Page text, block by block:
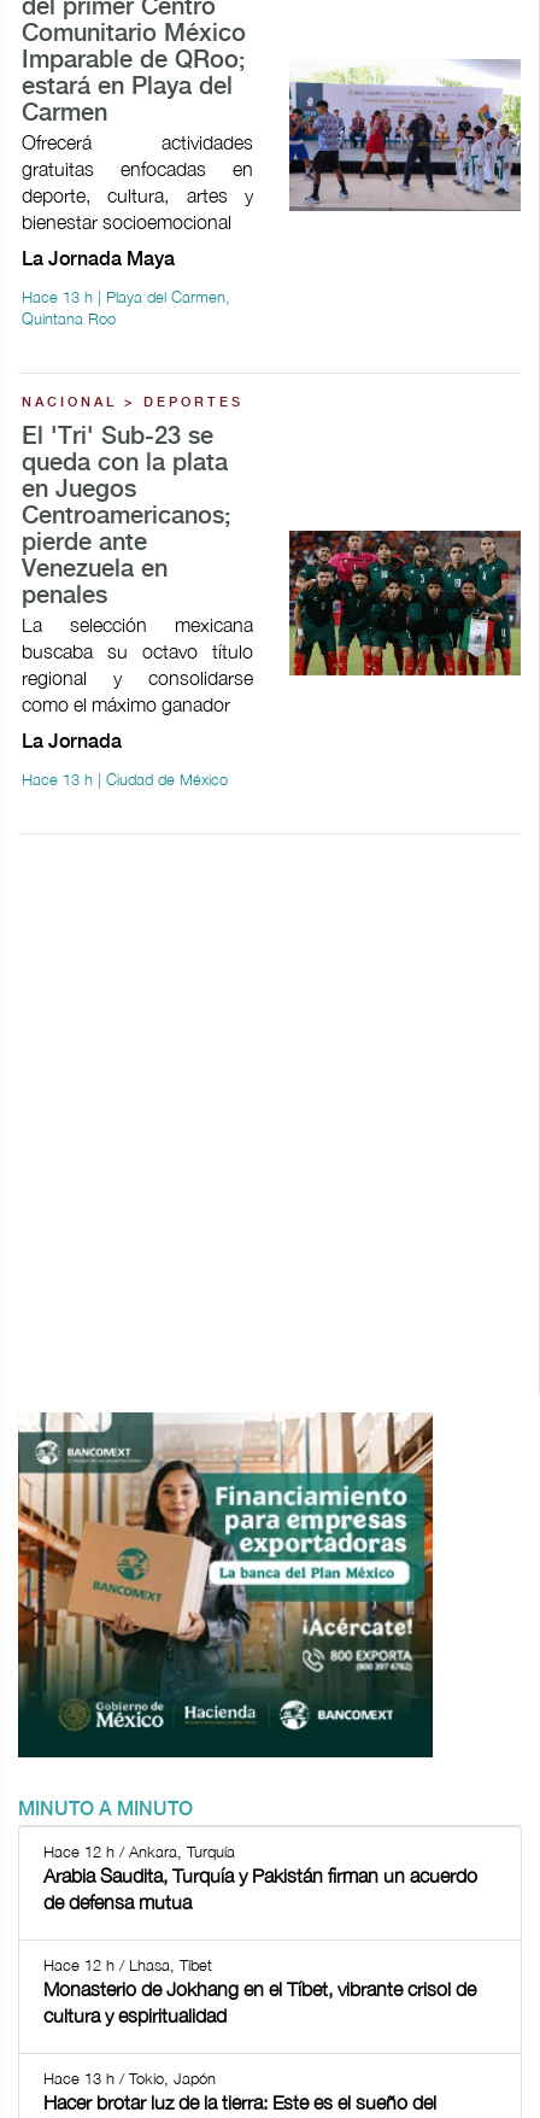
del primer Centro
Comunitario México
Imparable de QRoo;
estará en Playa del
Carmen
Ofrecerá actividades
gratuitas enfocadas en
deporte, cultura, artes y
bienestar socioemocional
La Jornada Maya
Hace 13 h | Playa del Carmen,
Quintana Roo
NACIONAL > DEPORTES
El 'Tri' Sub-23 se
queda con la plata
en Juegos
Centroamericanos;
pierde ante
Venezuela en
penales
La selección mexicana
buscaba su octavo título
regional y consolidarse
como el máximo ganador
La Jornada
Hace 13 h | Ciudad de México
MINUTO A MINUTO
Hace 12 h / Ankara, Turquía
Arabia Saudita, Turquía y Pakistán firman un acuerdo
de defensa mutua
Hace 12 h / Lhasa, Tíbet
Monasterio de Jokhang en el Tíbet, vibrante crisol de
cultura y espiritualidad
Hace 13 h / Tokio, Japón
Hacer brotar luz de la tierra: Este es el sueño del